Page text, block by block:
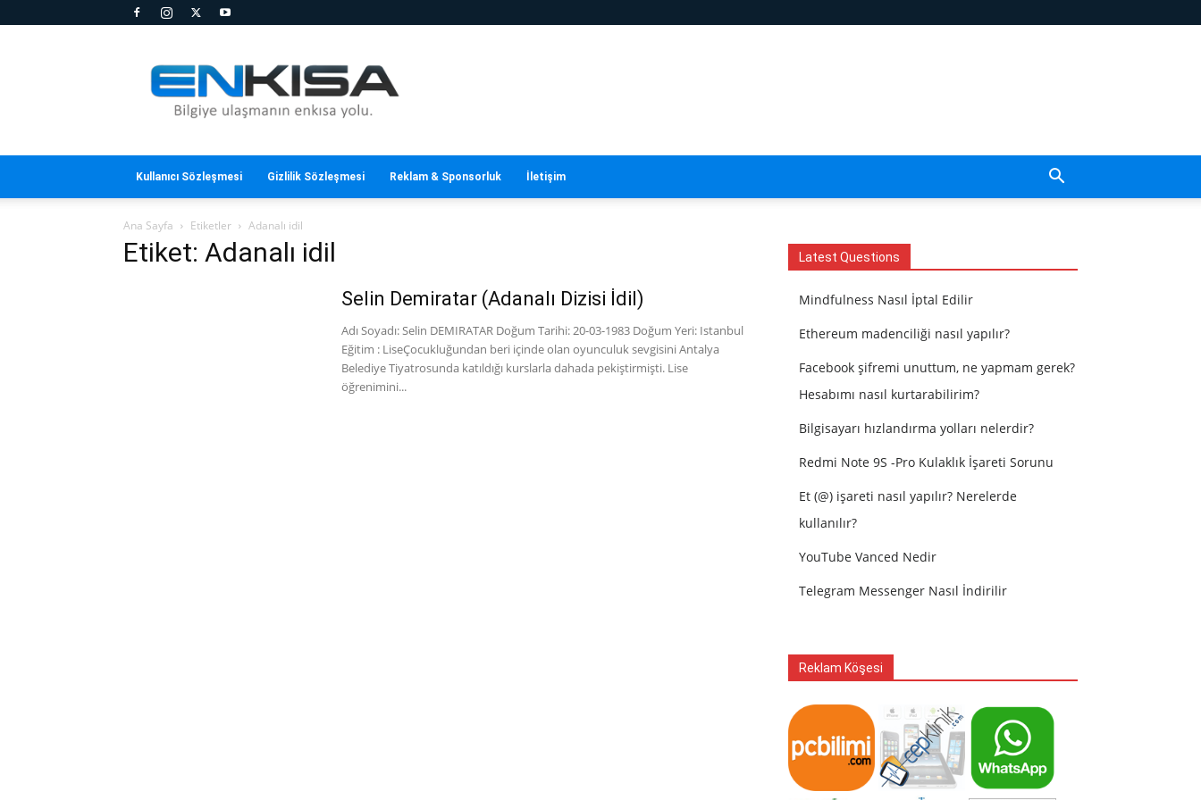
Kısa
Kullanıcı Sözleşmesi Gizlilik Sözleşmesi Reklam & Sponsorluk İletişim
Ana Sayfa Etiketler Adanalı idil
Etiket: Adanalı idil
Selin Demiratar (Adanalı Dizisi İdil)
Adı Soyadı: Selin DEMIRATAR Doğum Tarihi: 20-03-1983 Doğum Yeri: Istanbul
Eğitim : LiseÇocukluğundan beri içinde olan oyunculuk sevgisini Antalya
Belediye Tiyatrosunda katıldığı kurslarla dahada pekiştirmişti. Lise
öğrenimini...
Latest Questions
Mindfulness Nasıl İptal Edilir
Ethereum madenciliği nasıl yapılır?
Facebook şifremi unuttum, ne yapmam gerek?
Hesabımı nasıl kurtarabilirim?
Bilgisayarı hızlandırma yolları nelerdir?
Redmi Note 9S -Pro Kulaklık İşareti Sorunu
Et (@) işareti nasıl yapılır? Nerelerde
kullanılır?
YouTube Vanced Nedir
Telegram Messenger Nasıl İndirilir
Reklam Köşesi